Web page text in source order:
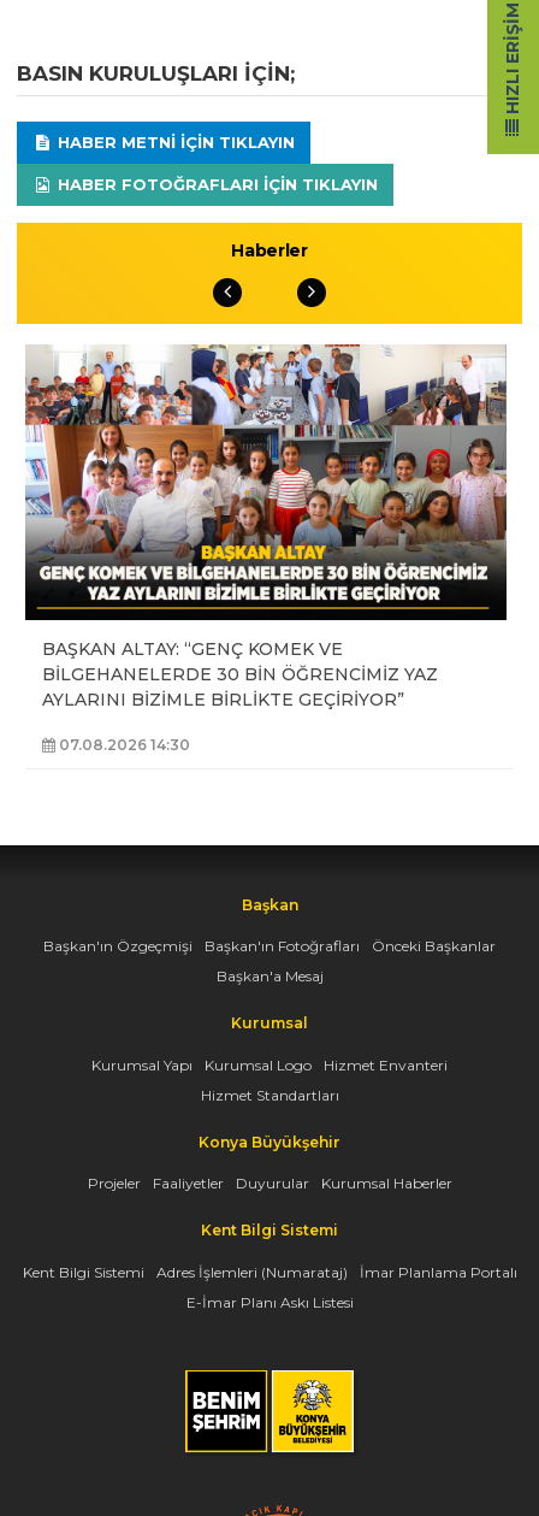
BASIN KURULUŞLARI IÇIN;
HABER METNI IÇIN TIKLAYIN
HABER FOTOĞRAFLARI IÇIN TIKLAYIN
Haberler
BAŞKAN ALTAY: “GENÇ KOMEK VE
BİLGEHANELERDE 30 BİN ÖĞRENCİMİZ YAZ
AYLARINI BİZİMLE BİRLİKTE GEÇİRİYOR”
07.08.2026 14:30
Başkan
Başkan'ın Özgeçmişi Başkan'ın Fotoğrafları
Önceki Başkanlar
Başkan'a Mesaj
Kurumsal
Kurumsal Yapı Kurumsal Logo
Hizmet Envanteri
Hizmet Standartları
Konya Büyükşehir
Projeler Faaliyetler Duyurular Kurumsal Haberler
Kent Bilgi Sistemi
Kent Bilgi Sistemi Adres İşlemleri (Numarataj)
İmar Planlama Portalı
E-İmar Planı Askı Listesi
HIZLI ERIŞIM